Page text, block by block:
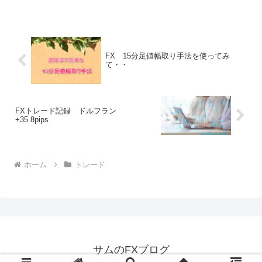
FX 15分足値幅取り手法を使ってみ
て・・
FXトレード記録 ドルフラン
+35.8pips
ホーム トレード
サムのFXブログ